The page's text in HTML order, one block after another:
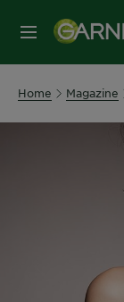
MENU
Home Magazine